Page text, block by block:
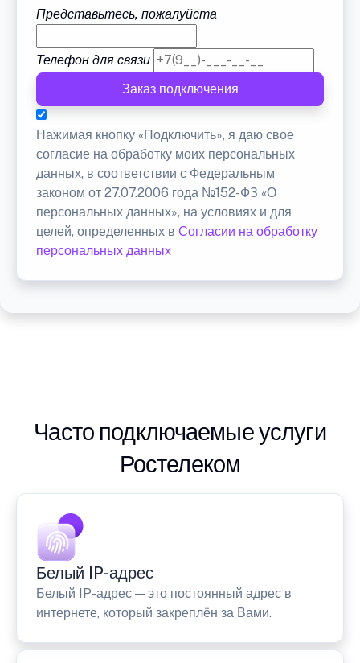
Представьтесь, пожалуйста
Телефон для связи
Заказ подключения
Нажимая кнопку «Подключить», я даю свое
согласие на обработку моих персональных
данных, в соответствии с Федеральным
законом от 27.07.2006 года №152-ФЗ «О
персональных данных», на условиях и для
целей, определенных в Согласии на обработку
персональных данных
Часто подключаемые услуги
Ростелеком
Белый IP-адрес
Белый IP-адрес — это постоянный адрес в
интернете, который закреплён за Вами.